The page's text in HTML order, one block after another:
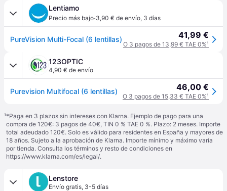
Lentiamo
Precio más bajo·3,90 € de envío, 3 días
PureVision Multi-Focal (6 lentillas) 41,99 €
O 3 pagos de 13,99 € TAE 0%¹
123OPTIC
4,90 € de envío
Purevision Multifocal (6 lentillas) 46,00 €
O 3 pagos de 15,33 € TAE 0%¹
¹*Paga en 3 plazos sin intereses con Klarna. Ejemplo de pago para una
compra de 120€: 3 pagos de 40€, TIN 0 % TAE 0 %. Plazo: 2 meses. Importe
total adeudado 120€. Solo es válido para residentes en España y mayores de
18 años. Sujeto a la aprobación de Klarna. Importe mínimo y máximo varía
por tienda. Consulta los términos y resto de condiciones en
https://www.klarna.com/es/legal/.
Lenstore
Envío gratis, 3-5 días